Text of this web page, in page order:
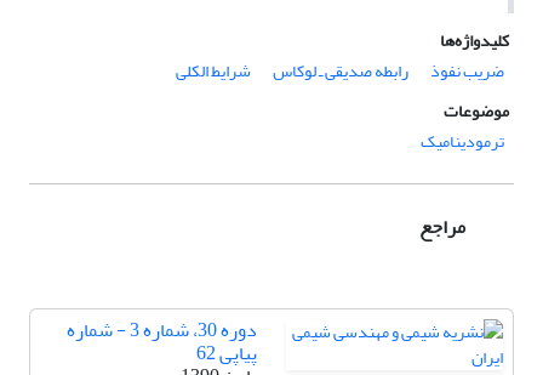
کلیدواژه‌ها
ضریب نفوذ
رابطه صدیقی ـ لوکاس
شرایط الکلی
موضوعات
ترمودینامیک
مراجع
دوره 30، شماره 3 - شماره
پیاپی 62